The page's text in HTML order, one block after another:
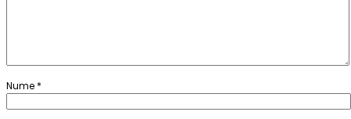
Nume *